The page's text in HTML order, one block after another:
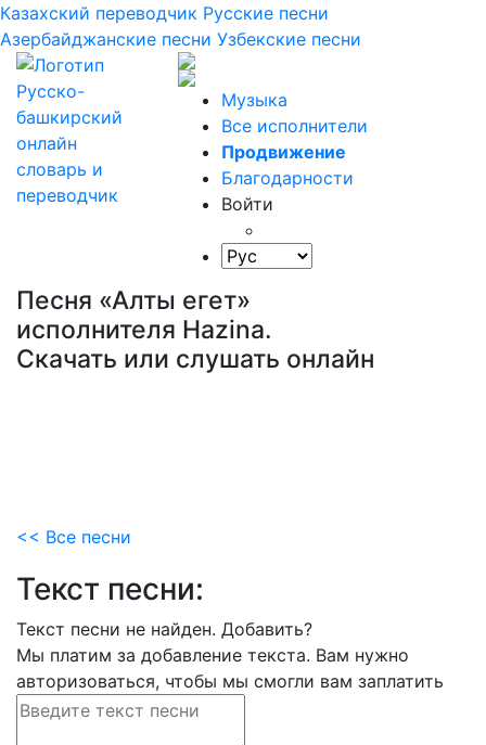
Казахский переводчик Русские песни
Азербайджанские песни Узбекские песни
Музыка
Все исполнители
Продвижение
Благодарности
Войти
Песня «Алты егет»
исполнителя Hazina.
Скачать или слушать онлайн
<< Все песни
Текст песни:
Текст песни не найден. Добавить?
Мы платим за добавление текста. Вам нужно
авторизоваться, чтобы мы смогли вам заплатить